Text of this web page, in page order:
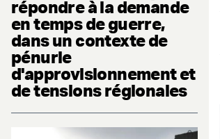
répondre à la demande
en temps de guerre,
dans un contexte de
pénurie
d'approvisionnement et
de tensions régionales